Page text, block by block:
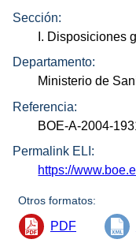
Sección:
I. Disposiciones
Departamento:
Ministerio de
Referencia:
BOE-A-2004-
Permalink ELI:
https://
Otros formatos:
PDF